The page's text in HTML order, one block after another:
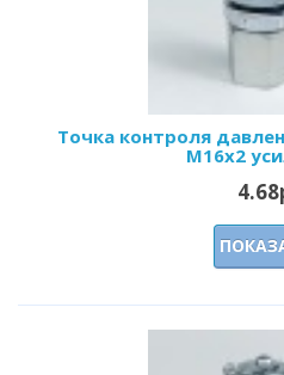
Точка контроля
M16x2